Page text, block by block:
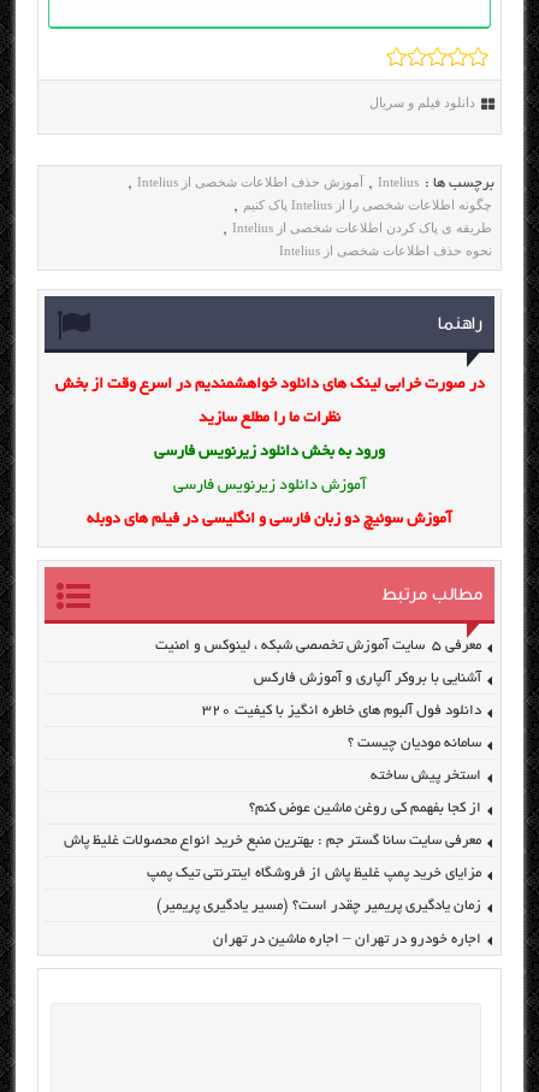
دانلود فیلم و سریال
برچسب ها : Intelius
, آموزش حذف اطلاعات شخصی از Intelius ,
چگونه اطلاعات شخصی را از Intelius پاک کنیم ,
طریقه ی پاک کردن اطلاعات شخصی از Intelius ,
نحوه حذف اطلاعات شخصی از Intelius
راهنما
در صورت خرابی لینک های دانلود خواهشمندیم در اسرع وقت از بخش
نظرات ما را مطلع سازید
ورود به بخش دانلود زیرنویس فارسی
آموزش دانلود زیرنویس فارسی
آموزش سوئیچ دو زبان فارسی و انگلیسی در فیلم های دوبله
مطالب مرتبط
معرفی ۵ سایت آموزش تخصصی شبکه ، لینوکس و امنیت
آشنایی با بروکر آلپاری و آموزش فارکس
دانلود فول آلبوم های خاطره انگیز با کیفیت ۳۲۰
سامانه مودیان چیست ؟
استخر پیش ساخته
از کجا بفهمم کی روغن ماشین عوض کنم؟
معرفی سایت سانا گستر جم : بهترین منبع خرید انواع محصولات غلیظ پاش
مزایای خرید پمپ غلیظ پاش از فروشگاه اینترنتی تیک پمپ
زمان یادگیری پریمیر چقدر است؟ (مسیر یادگیری پریمیر)
اجاره خودرو در تهران – اجاره ماشین در تهران